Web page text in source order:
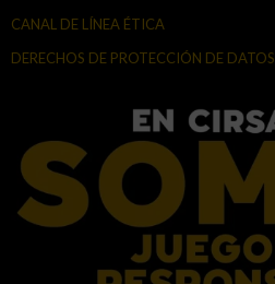
CANAL DE LÍNEA ÉTICA
DERECHOS DE PROTECCIÓN DE DATOS